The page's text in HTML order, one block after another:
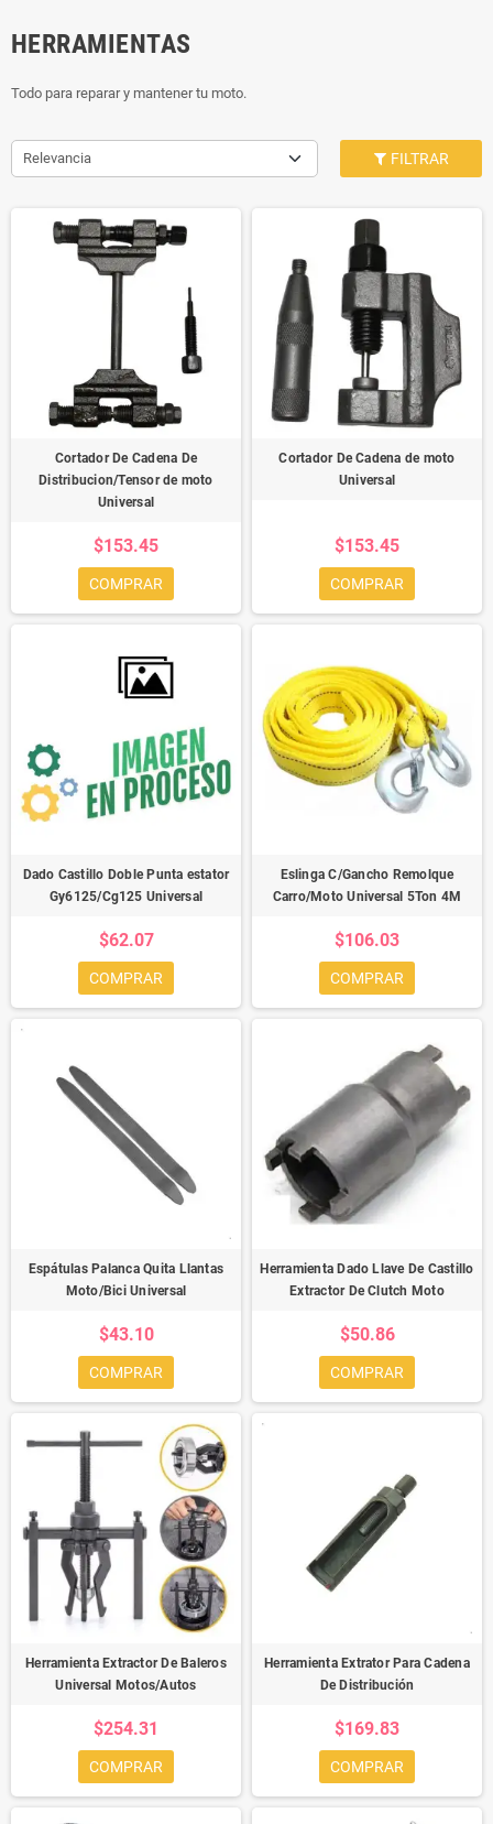
HERRAMIENTAS
Todo para reparar y mantener tu moto.
Relevancia FILTRAR
Cortador De Cadena De
Distribucion/Tensor de moto
Universal
$153.45
COMPRAR
Cortador De Cadena de moto
Universal
$153.45
COMPRAR
Dado Castillo Doble Punta estator
Gy6125/Cg125 Universal
$62.07
COMPRAR
Eslinga C/Gancho Remolque
Carro/Moto Universal 5Ton 4M
$106.03
COMPRAR
Espátulas Palanca Quita Llantas
Moto/Bici Universal
$43.10
COMPRAR
Herramienta Dado Llave De Castillo
Extractor De Clutch Moto
$50.86
COMPRAR
Herramienta Extractor De Baleros
Universal Motos/Autos
$254.31
COMPRAR
Herramienta Extrator Para Cadena
De Distribución
$169.83
COMPRAR